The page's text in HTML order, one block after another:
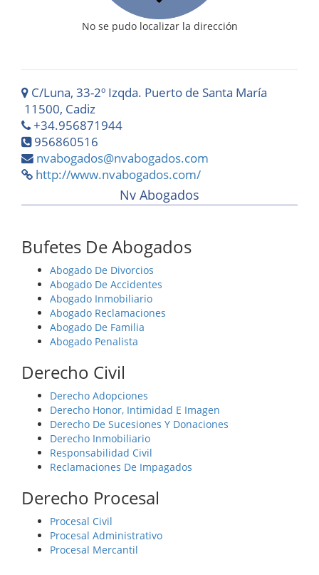
No se pudo localizar la dirección
C/Luna, 33-2º Izqda. Puerto de Santa María
11500, Cadiz
+34.956871944
956860516
nvabogados@nvabogados.com
http://www.nvabogados.com/
Nv Abogados
Bufetes De Abogados
Abogado De Divorcios
Abogado De Accidentes
Abogado Inmobiliario
Abogado Reclamaciones
Abogado De Familia
Abogado Penalista
Derecho Civil
Derecho Adopciones
Derecho Honor, Intimidad E Imagen
Derecho De Sucesiones Y Donaciones
Derecho Inmobiliario
Responsabilidad Civil
Reclamaciones De Impagados
Derecho Procesal
Procesal Civil
Procesal Administrativo
Procesal Mercantil